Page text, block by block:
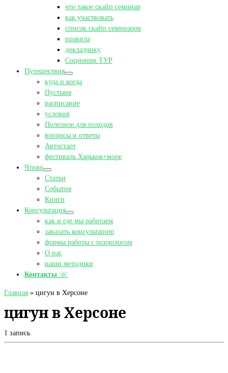
что такое скайп семинар
как участвовать
список скайп семинаров
правила
докладчику
Соционик ТУР
Путешествия
куда и когда
Пустыня
расписание
условия
Полезное для походов
вопросы и ответы
Автостарт
фестиваль Харьков+море
Чтиво
Статьи
События
Книги
Консультация
как и где мы работаем
заказать консультацию
формы работы с психологом
О нас
наши методики
Контакты ☏
Главная » цигун в Херсоне
цигун в Херсоне
1 запись